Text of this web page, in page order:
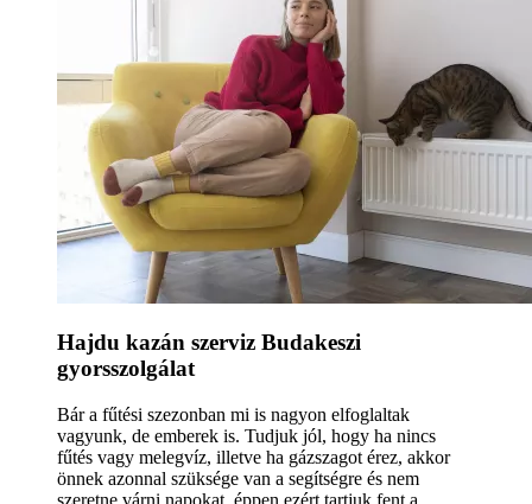
Hajdu kazán szerviz Budakeszi
gyorsszolgálat
Bár a fűtési szezonban mi is nagyon elfoglaltak
vagyunk, de emberek is. Tudjuk jól, hogy ha nincs
fűtés vagy melegvíz, illetve ha gázszagot érez, akkor
önnek azonnal szüksége van a segítségre és nem